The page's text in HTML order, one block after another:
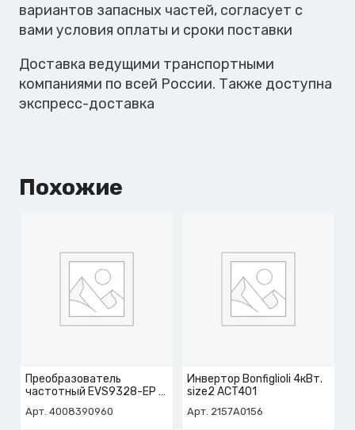
вариантов запасных частей, согласует с
вами условия оплаты и сроки поставки
Доставка ведущими транспортными
компаниями по всей России. Также доступна
экспресс-доставка
Похожие
Преобразователь
частотный EVS9328-EP
Арт. 4008390960
Инвертор Bonfiglioli 4кВт.
size2 ACT401
Арт. 2157A0156